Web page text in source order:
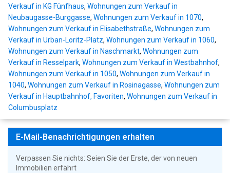
Verkauf in KG Fünfhaus, Wohnungen zum Verkauf in
Neubaugasse-Burggasse, Wohnungen zum Verkauf in 1070,
Wohnungen zum Verkauf in Elisabethstraße, Wohnungen zum
Verkauf in Urban-Loritz-Platz, Wohnungen zum Verkauf in 1060,
Wohnungen zum Verkauf in Naschmarkt, Wohnungen zum
Verkauf in Resselpark, Wohnungen zum Verkauf in Westbahnhof,
Wohnungen zum Verkauf in 1050, Wohnungen zum Verkauf in
1040, Wohnungen zum Verkauf in Rosinagasse, Wohnungen zum
Verkauf in Hauptbahnhof, Favoriten, Wohnungen zum Verkauf in
Columbusplatz
E-Mail-Benachrichtigungen erhalten
Verpassen Sie nichts: Seien Sie der Erste, der von neuen
Immobilien erfährt